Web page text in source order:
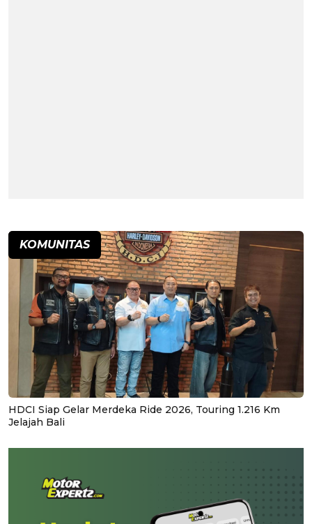
KOMUNITAS
HDCI Siap Gelar Merdeka Ride 2026, Touring 1.216 Km
Jelajah Bali